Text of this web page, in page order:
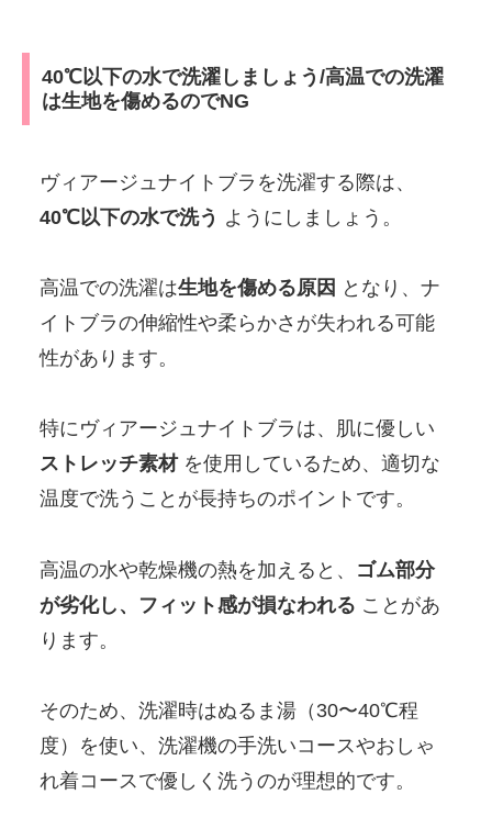
40℃以下の水で洗濯しましょう/高温での洗濯
は生地を傷めるのでNG
ヴィアージュナイトブラを洗濯する際は、
40℃以下の水で洗う ようにしましょう。
高温での洗濯は生地を傷める原因 となり、ナ
イトブラの伸縮性や柔らかさが失われる可能
性があります。
特にヴィアージュナイトブラは、肌に優しい
ストレッチ素材を使用しているため、適切な
温度で洗うことが長持ちのポイントです。
高温の水や乾燥機の熱を加えると、 ゴム部分
が劣化し、フィット感が損なわれる ことがあ
ります。
そのため、洗濯時はぬるま湯（30〜40℃程
度）を使い、洗濯機の手洗いコースやおしゃ
れ着コースで優しく洗うのが理想的です。